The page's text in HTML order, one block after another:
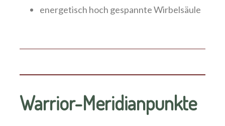
energetisch hoch gespannte Wirbelsäule
Warrior-Meridianpunkte